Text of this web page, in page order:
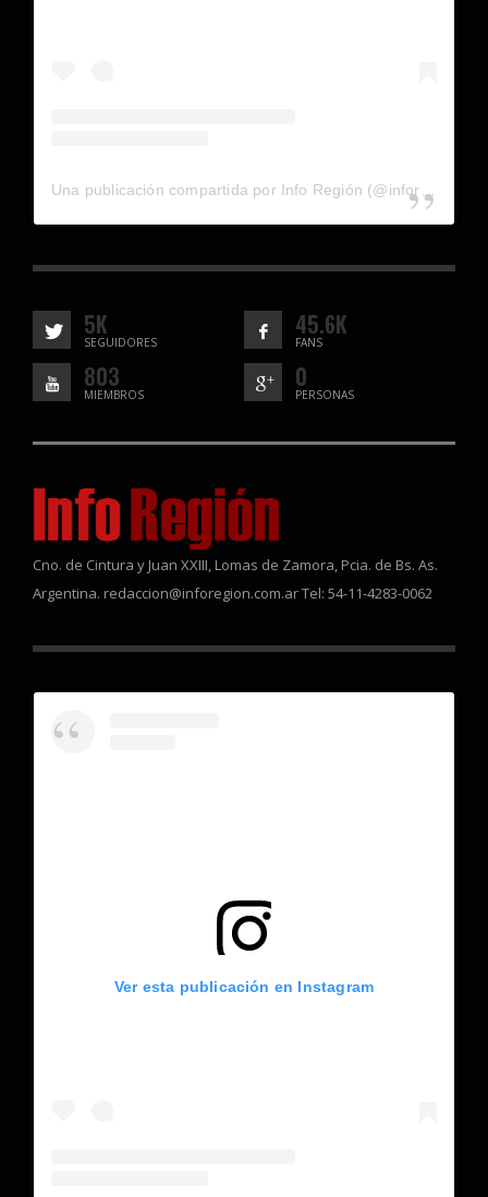
5K
SEGUIDORES
45.6K
FANS
803
MIEMBROS
0
PERSONAS
Cno. de Cintura y Juan XXIII, Lomas de Zamora, Pcia. de Bs. As.
Argentina. redaccion@inforegion.com.ar Tel: 54-11-4283-0062
Ver esta publicación en Instagram